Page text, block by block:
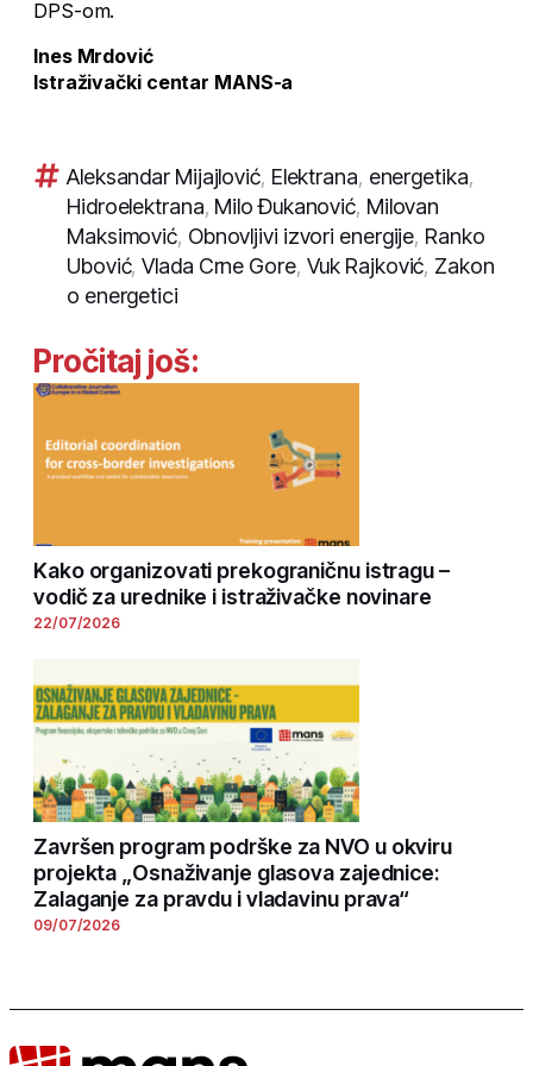
DPS-om.
Ines Mrdović
Istraživački centar MANS-a
Aleksandar Mijajlović, Elektrana, energetika,
Hidroelektrana, Milo Đukanović, Milovan
Maksimović, Obnovljivi izvori energije, Ranko
Ubović,Vlada Crne Gore, Vuk Rajković, Zakon
o energetici
Pročitaj još:
Kako organizovati prekograničnu istragu –
vodič za urednike i istraživačke novinare
22/07/2026
Završen program podrške za NVO u okviru
projekta „Osnaživanje glasova zajednice:
Zalaganje za pravdu i vladavinu prava“
09/07/2026